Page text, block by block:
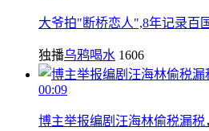
大爷拍"断桥恋人",8年记录百
独播乌鸦喝水 1606
00:09
博主举报编剧汪海林偷税漏